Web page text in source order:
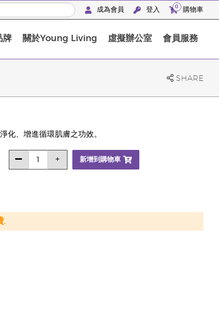
成為會員 登入 0 購物車
牌 關於Young Living 虛擬辦公室 會員服務
SHARE
化、增進循環肌膚之功效。
新增到購物車
.